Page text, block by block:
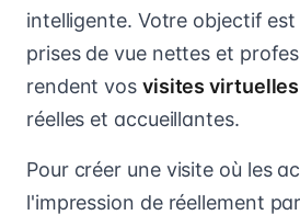
intelligente. Votre objectif
prises de vue nettes et
rendent vos visites
réelles et accueillantes.
Pour créer une visite où les
l'impression de réellement